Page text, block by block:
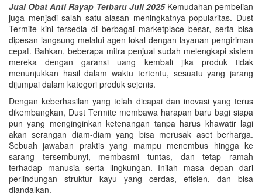
Jual Obat Anti Rayap Terbaru Juli 2025Kemudahan pembelian
juga menjadi salah satu alasan meningkatnya popularitas. Dust
Termite kini tersedia di berbagai marketplace besar, serta bisa
dipesan langsung melalui agen lokal dengan layanan pengiriman
cepat. Bahkan, beberapa mitra penjual sudah melengkapi sistem
mereka dengan garansi uang kembali jika produk tidak
menunjukkan hasil dalam waktu tertentu, sesuatu yang jarang
dijumpai dalam kategori produk sejenis.
Dengan keberhasilan yang telah dicapai dan inovasi yang terus
dikembangkan, Dust Termite membawa harapan baru bagi siapa
pun yang menginginkan ketenangan tanpa harus khawatir lagi
akan serangan diam-diam yang bisa merusak aset berharga.
Sebuah jawaban praktis yang mampu menembus hingga ke
sarang tersembunyi, membasmi tuntas, dan tetap ramah
terhadap manusia serta lingkungan. Inilah masa depan dari
perlindungan struktur kayu yang cerdas, efisien, dan bisa
diandalkan.